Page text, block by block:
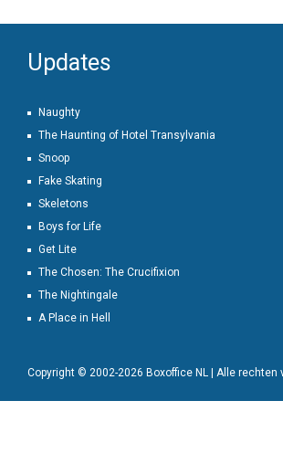
Updates
Naughty
The Haunting of Hotel Transylvania
Snoop
Fake Skating
Skeletons
Boys for Life
Get Lite
The Chosen: The Crucifixion
The Nightingale
A Place in Hell
Copyright © 2002-2026 Boxoffice NL | Alle